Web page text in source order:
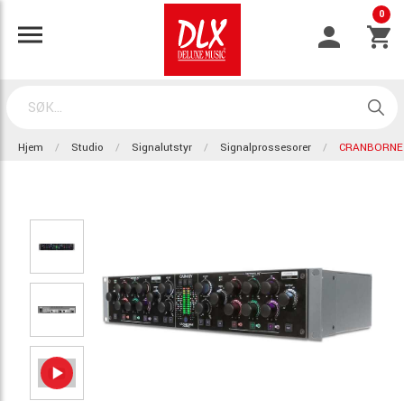
0
Hjem Studio Signalutstyr Signalprossesorer